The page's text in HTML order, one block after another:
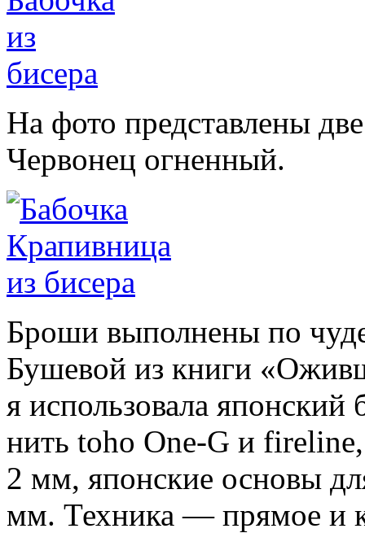
На фото представлены
Червонец огненный.
Броши выполнены по
Бушевой из книги
я использовала
нить toho One-G и
2 мм, японские основы
мм. Техника — прямое и